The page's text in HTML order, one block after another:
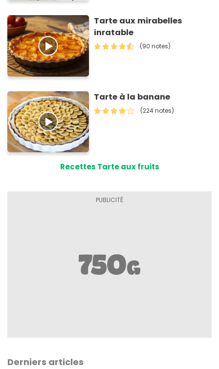
Tarte aux mirabelles
inratable
(90 notes)
Tarte à la banane
(224 notes)
Recettes Tarte aux fruits
Derniers articles